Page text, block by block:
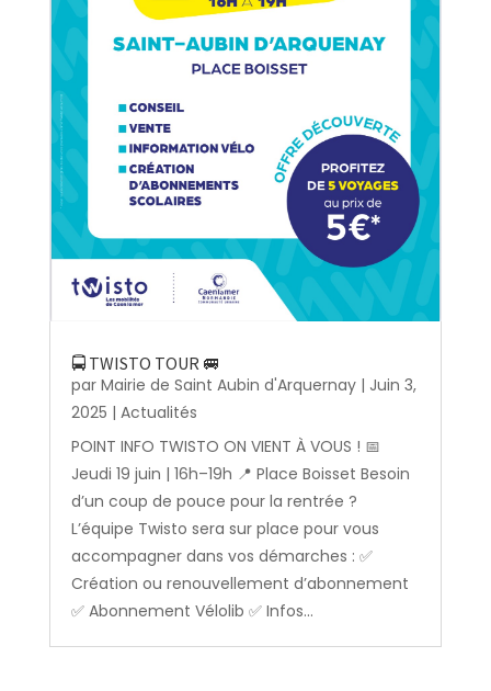
🚍 TWISTO TOUR 🚐
par Mairie de Saint Aubin d'Arquernay| Juin 3,
2025 | Actualités
POINT INFO TWISTO ON VIENT À VOUS ! 📅
Jeudi 19 juin | 16h–19h 📍 Place Boisset Besoin
d’un coup de pouce pour la rentrée ?
L’équipe Twisto sera sur place pour vous
accompagner dans vos démarches : ✅
Création ou renouvellement d’abonnement
✅ Abonnement Vélolib ✅ Infos...